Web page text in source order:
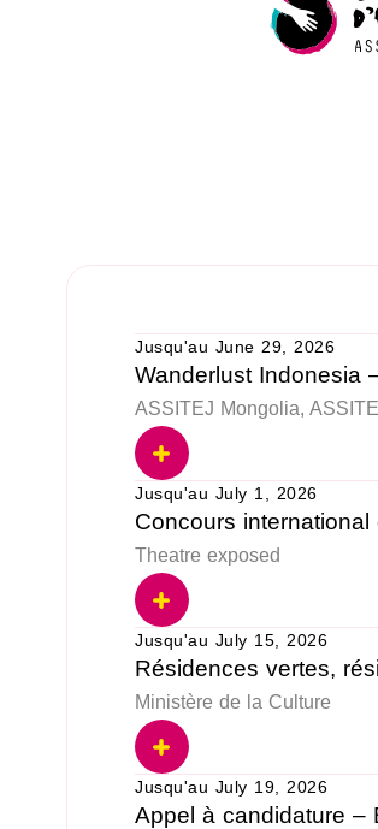
Jusqu'au June 29, 2026
Wanderlust Indonesia
ASSITEJ Mongolia,
Jusqu'au July 1, 2026
Concours
Theatre exposed
Jusqu'au July 15, 2026
Résidences vertes,
Ministère de la Culture
Jusqu'au July 19, 2026
Appel à candidature –